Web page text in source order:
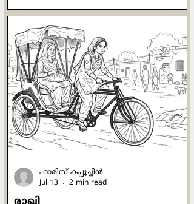
"ഒരു കോഴിക്കൂട്ടത്തിന് ഒരു പൂവന്‍
മതിയെന്നത് പ്രകൃതി നിയമമാണ്.
എന്നു വച്ച് ഒരു വീട്ടില്‍ ഒരു പുരുഷന്‍
മതിയെന്ന് തീരുമാനിക്കാന്‍ പറ്റുമോ?
പരസ്പരം അംഗീകരിച്ചും
അനുസരിച്ചും ജീവിക്കണം."
ജോര്‍ജുകുട്ടിയുടെ മെരുമെരുപ്പും
മേക്കിട്ട് കേറ്റവും കൊച്ചുത്രേസ്യാക്കുട്ടി
കാണുന്നുണ്ടായിരുന്നു. പ്രത്യേകിച്ച
ഹാരിസ് കപ്പൂച്ചിന്‍
Jul 13
2 min read